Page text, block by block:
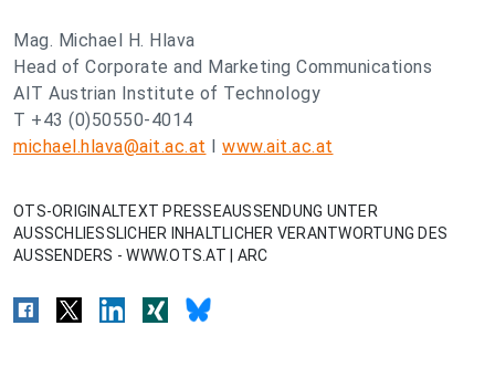
Mag. Michael H. Hlava
Head of Corporate and Marketing Communications
AIT Austrian Institute of Technology
T +43 (0)50550-4014
michael.hlava@ait.ac.at I www.ait.ac.at
OTS-ORIGINALTEXT PRESSEAUSSENDUNG UNTER
AUSSCHLIESSLICHER INHALTLICHER VERANTWORTUNG DES
AUSSENDERS - WWW.OTS.AT | ARC